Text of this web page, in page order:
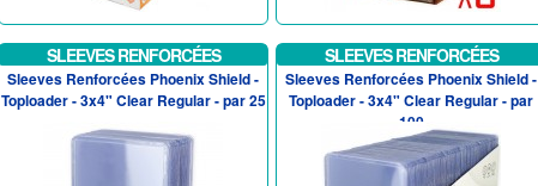
SLEEVES RENFORCÉES
Sleeves Renforcées Phoenix Shield -
Toploader - 3x4" Clear Regular - par 25
SLEEVES RENFORCÉES
Sleeves Renforcées Phoenix Shield -
Toploader - 3x4" Clear Regular - par
100